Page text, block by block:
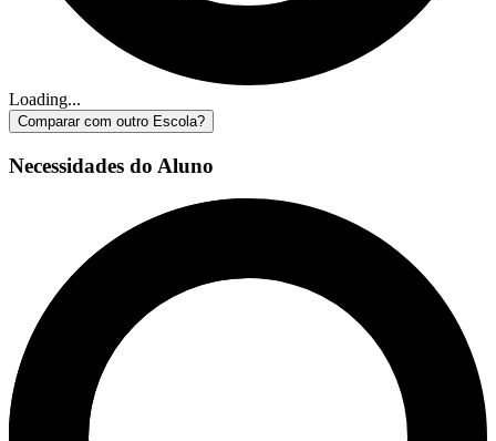
Loading...
Comparar com outro Escola?
Necessidades do Aluno